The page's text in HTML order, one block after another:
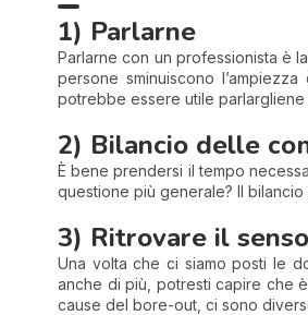
1) Parlarne
Parlarne con un professionista è
persone sminuiscono
potrebbe essere utile
2) Bilancio delle
È bene prendersi il tempo
questione più generale? Il
3) Ritrovare il senso
Una volta che ci siamo posti le
anche di più, potresti capire che
cause del bore-out, ci sono